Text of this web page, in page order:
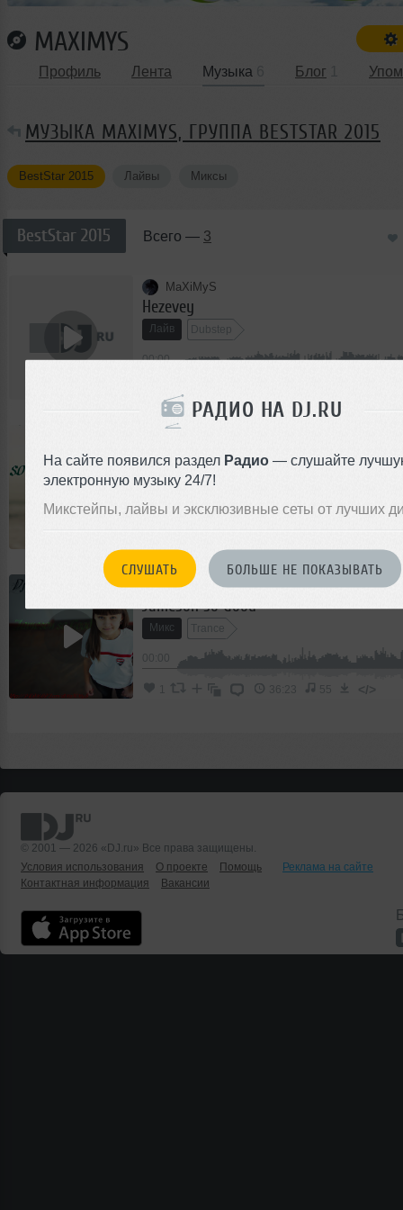
РАДИО НА DJ.RU
На сайте появился раздел Радио — слушайте
электронную музыку 24/7!
Микстейпы, лайвы и эксклюзивные сеты от лучших
СЛУШАТЬ БОЛЬШЕ НЕ ПОКАЗЫВАТЬ
MAXIMYS
Профиль Лента Музыка Блог
МУЗЫКА MAXIMYS, ГРУППА BESTSTAR 2015
BestStar 2015 Лайвы Миксы
BestStar 2015 Всего — 3
MaXiMyS
Hezevey
Лайв Dubstep
00:00
Jameson so Good vol.2
Микс House
00:00
MaXiMyS
Jameson so Good
Микс Trance
00:00
1 36:23 55 </>
© 2001 — 2026 «DJ.ru» Все права защищены.
Условия использования
О проекте Помощь
Реклама на сайте
Контактная информация
Вакансии